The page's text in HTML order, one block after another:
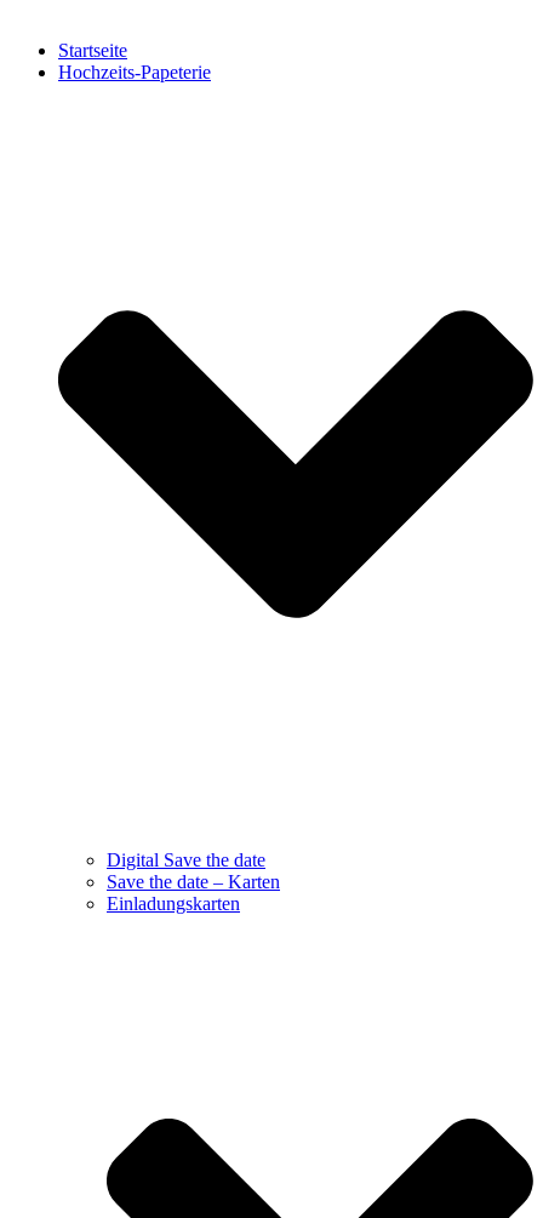
Startseite
Hochzeits-Papeterie
Digital Save the date
Save the date – Karten
Einladungskarten